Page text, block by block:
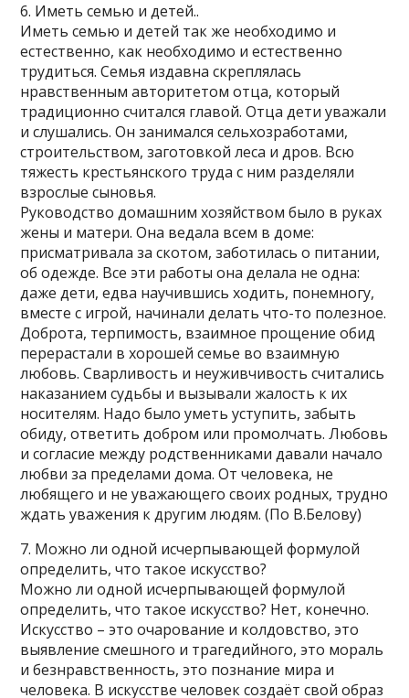
6. Иметь семью и детей..
Иметь семью и детей так же необходимо и
естественно, как необходимо и естественно
трудиться. Семья издавна скреплялась
нравственным авторитетом отца, который
традиционно считался главой. Отца дети уважали
и слушались. Он занимался сельхозработами,
строительством, заготовкой леса и дров. Всю
тяжесть крестьянского труда с ним разделяли
взрослые сыновья.
Руководство домашним хозяйством было в руках
жены и матери. Она ведала всем в доме:
присматривала за скотом, заботилась о питании,
об одежде. Все эти работы она делала не одна:
даже дети, едва научившись ходить, понемногу,
вместе с игрой, начинали делать что-то полезное.
Доброта, терпимость, взаимное прощение обид
перерастали в хорошей семье во взаимную
любовь. Сварливость и неуживчивость считались
наказанием судьбы и вызывали жалость к их
носителям. Надо было уметь уступить, забыть
обиду, ответить добром или промолчать. Любовь
и согласие между родственниками давали начало
любви за пределами дома. От человека, не
любящего и не уважающего своих родных, трудно
ждать уважения к другим людям. (По В.Белову)
7. Можно ли одной исчерпывающей формулой
определить, что такое искусство?
Можно ли одной исчерпывающей формулой
определить, что такое искусство? Нет, конечно.
Искусство – это очарование и колдовство, это
выявление смешного и трагедийного, это мораль
и безнравственность, это познание мира и
человека. В искусстве человек создаёт свой образ